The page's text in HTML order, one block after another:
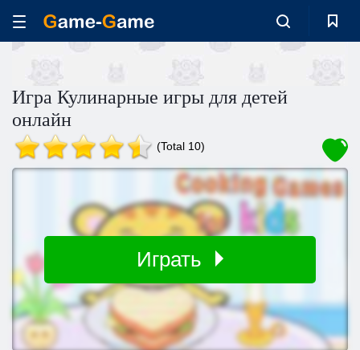
Игра Кулинарные игры для детей
онлайн
(Total 10)
Играть